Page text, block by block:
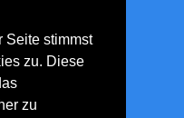
Seite stimmst
zu. Diese
zu